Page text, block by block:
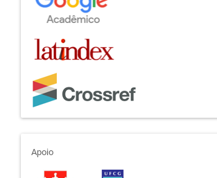
apoio
Apoio